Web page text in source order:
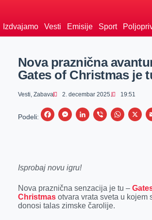
Izdvajamo Vesti Emisije Sport
Nova praznična
Gates of Christmas je
Vesti, Zabava 2. decembar 2025. 19:51
Podeli:
F
b
o
k
M
e
g
e
L
I
n
V
W
p
X
Isprobaj novu igru!
Nova praznična senzacija je tu –
Christmasotvara vrata sveta u kojem
donosi talas zimske čarolije.